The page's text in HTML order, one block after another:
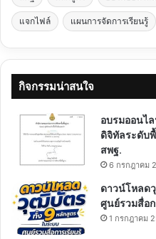
แจกไฟล์ แผนการจัดการเรียนรู้
กิจกรรมน่าสนใจ
อบรมออนไ
ดิจิทัลระดับ
สพฐ.
6 กรกฎาคม
ดาวน์โหลด
ศูนย์รวมสื่อ
1 กรกฎาคม